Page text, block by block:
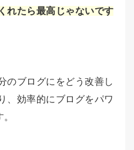
れたら最高じゃないです
のブログにをどう改善し
、効率的にブログをパワ